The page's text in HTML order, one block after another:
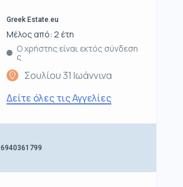
Greek Estate.eu
Μέλος από: 2 έτη
Ο χρήστης είναι εκτός σύνδεση
ς
Σουλίου 31 Ιωάννινα
Δείτε όλες τις Αγγελίες
6940361799